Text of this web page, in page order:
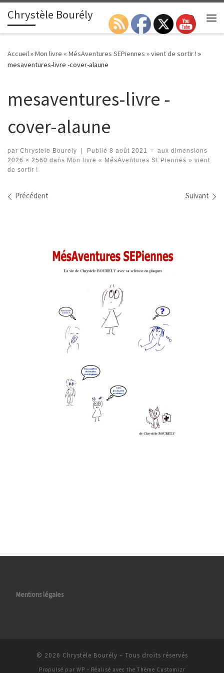
Passer au contenu
Chrystèle Bourély
Search
Accueil»Mon livre « MésAventures SEPiennes » vient de sortir ! »
mesaventures-livre -cover-alaune
mesaventures-livre -
cover-alaune
par Chrystele Bourely | Publié 8 août 2021 -
aux dimensions
2026 × 2560 dans Mon livre « MésAventures SEPiennes » vient
de sortir !
Navigation des images
Précédent Suivant
Mentions légales
© 2026 Chrystèle Bourély – Tous droits réservés
Propulsé par WP – Réalisé avec the Thème Customizr